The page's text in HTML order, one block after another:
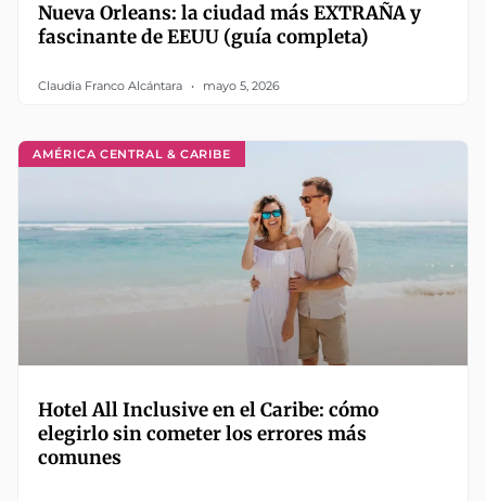
Nueva Orleans: la ciudad más EXTRAÑA y
fascinante de EEUU (guía completa)
Claudia Franco Alcántara mayo 5, 2026
AMÉRICA CENTRAL & CARIBE
Hotel All Inclusive en el Caribe: cómo
elegirlo sin cometer los errores más
comunes